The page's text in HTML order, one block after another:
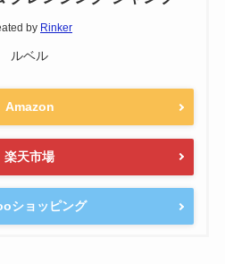
by Rinker
ルベル
Amazon
楽天市場
ショッピング